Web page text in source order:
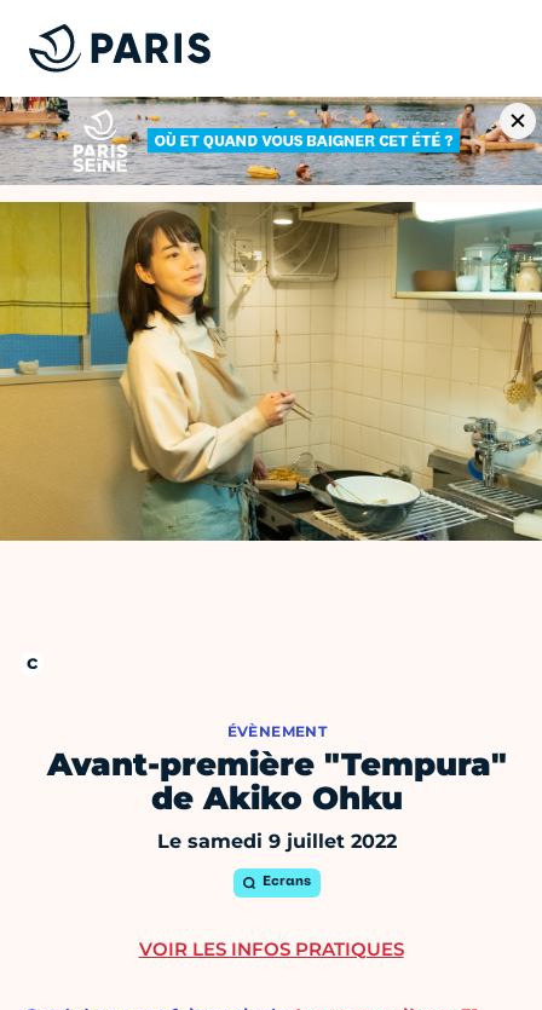
ÉVÈNEMENT
Avant-première "Tempura"
de Akiko Ohku
Le samedi 9 juillet 2022
Ecrans
VOIR LES INFOS PRATIQUES